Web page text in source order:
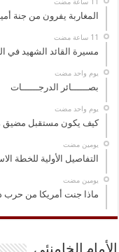
المغاربة يفرون من جنة
مسيرة القائد الشهيد في
‏يوم واحد مضت
بصــــــائر الدرجــــــات
‏يوم واحد مضت
كيف يكون مستقبل مضيق
‏يومين مضت
التفاصيل الأولية للخطة
‏يومين مضت
ماذا جنت أمريكا من حرب